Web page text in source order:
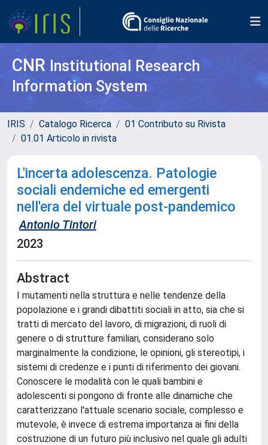
CNR Institutional Research
Information System
IRIS Catalogo Ricerca
01 Contributo su Rivista
01.01 Articolo in rivista
L'incerta adolescenza. Patologie
sociali endemiche ed emergenti
nell'era del virtuale post-pandemico
Antonio Tintori
2023
Abstract
I mutamenti nella struttura e nelle tendenze della
popolazione e i grandi dibattiti sociali in atto, sia che si
tratti di mercato del lavoro, di migrazioni, di ruoli di
genere o di strutture familiari, considerano solo
marginalmente la condizione, le opinioni, gli stereotipi, i
sistemi di credenze e i punti di riferimento dei giovani.
Conoscere le modalità con le quali bambini e
adolescenti si pongono di fronte alle dinamiche che
caratterizzano l'attuale scenario sociale, complesso e
mutevole, è invece di estrema importanza ai fini della
costruzione di un futuro più inclusivo nel quale gli adulti